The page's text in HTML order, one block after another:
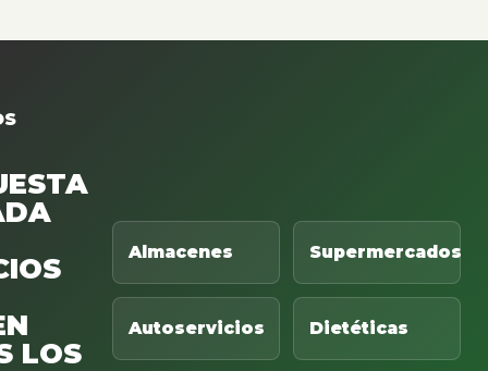
LOS
Almacenes Supermercados
Autoservicios Dietéticas